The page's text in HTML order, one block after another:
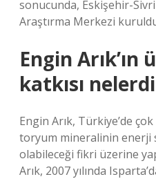
sonucunda, Eskişehir-
Araştırma Merkezi
Engin Arık’ın
katkısı
Engin Arık, Türkiye’de
toryum mineralinin enerji
olabileceği fikri üzerine
Arık, 2007 yılında